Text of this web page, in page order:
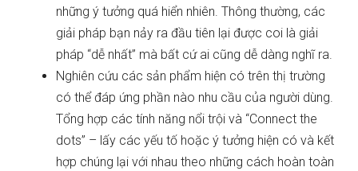
những ý tưởng quá hiển nhiên. Thông thường, các
giải pháp bạn nảy ra đầu tiên lại được coi là giải
pháp “dễ nhất” mà bất cứ ai cũng dễ dàng nghĩ ra.
Nghiên cứu các sản phẩm hiện có trên thị trường
có thể đáp ứng phần nào nhu cầu của người dùng.
Tổng hợp các tính năng nổi trội và “Connect the
dots” – lấy các yếu tố hoặc ý tưởng hiện có và kết
hợp chúng lại với nhau theo những cách hoàn toàn